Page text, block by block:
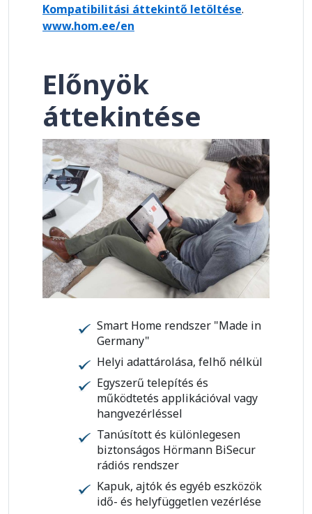
Kompatibilitási áttekintő letöltése.
www.hom.ee/en
Előnyök
áttekintése
Smart Home rendszer "Made in
Germany"
Helyi adattárolása, felhő nélkül
Egyszerű telepítés és
működtetés applikációval vagy
hangvezérléssel
Tanúsított és különlegesen
biztonságos Hörmann BiSecur
rádiós rendszer
Kapuk, ajtók és egyéb eszközök
idő- és helyfüggetlen vezérlése